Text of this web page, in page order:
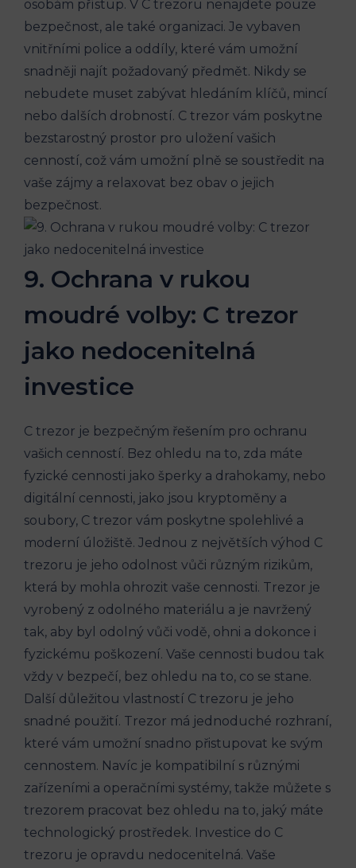
osobám přístup. V C trezoru nenajdete pouze
bezpečnost, ale také organizaci. Je vybaven
vnitřními police a oddíly, které vám umožní
snadněji najít požadovaný předmět. Nikdy se
nebudete muset zabývat hledáním klíčů, mincí
nebo dalších drobností. C trezor vám poskytne
bezstarostný prostor pro uložení vašich
cenností, což vám umožní plně se soustředit na
vaše zájmy a relaxovat bez obav o jejich
bezpečnost.
9. Ochrana v rukou
moudré volby: C trezor
jako nedocenitelná
investice
C trezor je bezpečným řešením pro ochranu
vašich cenností. Bez ohledu na to, zda máte
fyzické cennosti jako šperky a drahokamy, nebo
digitální cennosti, jako jsou kryptoměny a
soubory, C trezor vám poskytne spolehlivé a
moderní úložiště. Jednou z největších výhod C
trezoru je jeho odolnost vůči různým rizikům,
která by mohla ohrozit vaše cennosti. Trezor je
vyrobený z odolného materiálu a je navržený
tak, aby byl odolný vůči vodě, ohni a dokonce i
fyzickému poškození. Vaše cennosti budou tak
vždy v bezpečí, bez ohledu na to, co se stane.
Další důležitou vlastností C trezoru je jeho
snadné použití. Trezor má jednoduché rozhraní,
které vám umožní snadno přistupovat ke svým
cennostem. Navíc je kompatibilní s různými
zařízeními a operačními systémy, takže můžete s
trezorem pracovat bez ohledu na to, jaký máte
technologický prostředek. Investice do C
trezoru je opravdu nedocenitelná. Vaše